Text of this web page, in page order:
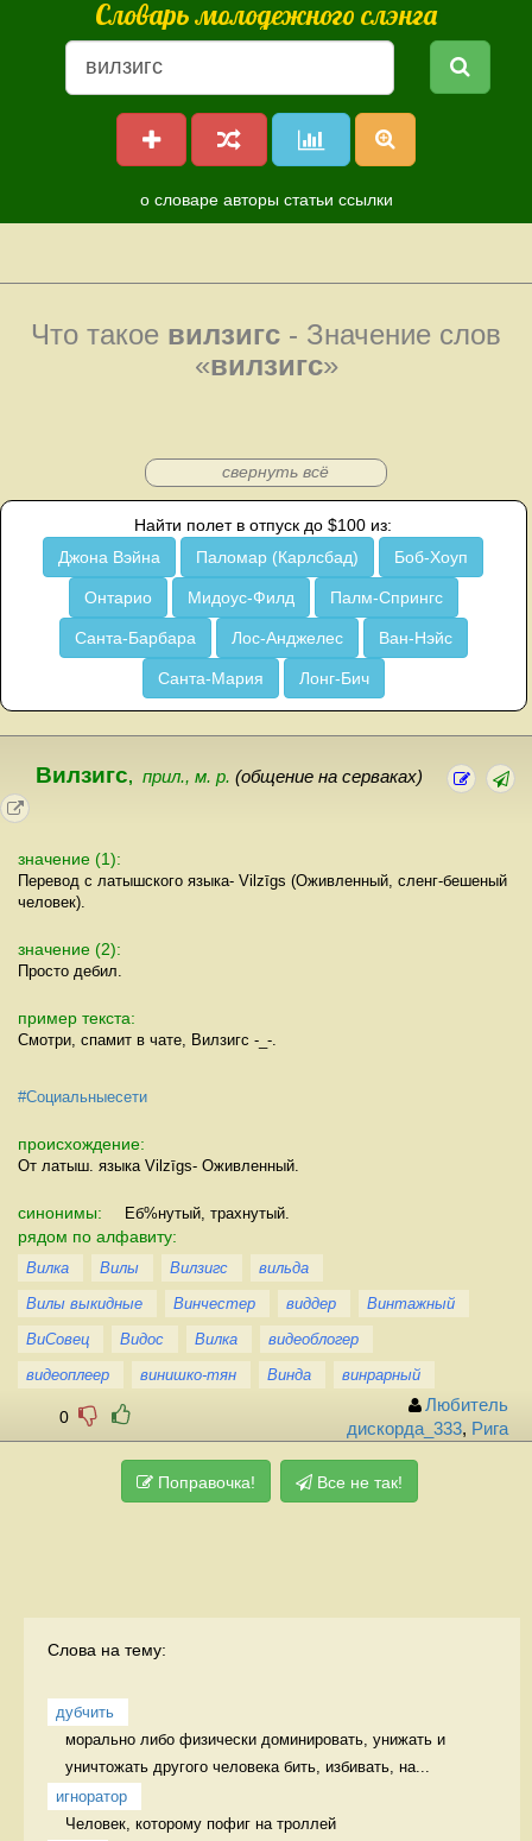
Словарь молодежного слэнга
о словаре авторы статьи ссылки
Что такое вилзигс - Значение слов
«вилзигс»
свернуть всё
Найти полет в отпуск до $100 из:
Джона Вэйна
Паломар (Карлсбад) Боб-Хоуп
Онтарио Мидоус-Филд Палм-Спрингс
Санта-Барбара Лос-Анджелес Ван-Нэйс
Санта-Мария Лонг-Бич
Вилзигс, прил., м. р. (общение на серваках)
значение (1):
Перевод с латышского языка- Vilzīgs (Оживленный, сленг-бешеный
человек).
значение (2):
Просто дебил.
пример текста:
Смотри, спамит в чате, Вилзигс -_-.
#Социальныесети
происхождение:
От латыш. языка Vilzīgs- Оживленный.
синонимы: Еб%нутый, трахнутый.
рядом по алфавиту:
Вилка Вилы Вилзигс
вильда
Вилы выкидные
Винчестер виддер
Винтажный
ВиСовец
Видос Вилка
видеоблогер
видеоплеер
винишко-тян Винда винрарный
0
Любитель
дискорда_333, Рига
Поправочка! Все не так!
Слова на тему:
дубчить
морально либо физически доминировать, унижать и
уничтожать другого человека бить, избивать, на...
игноратор
Человек, которому пофиг на троллей